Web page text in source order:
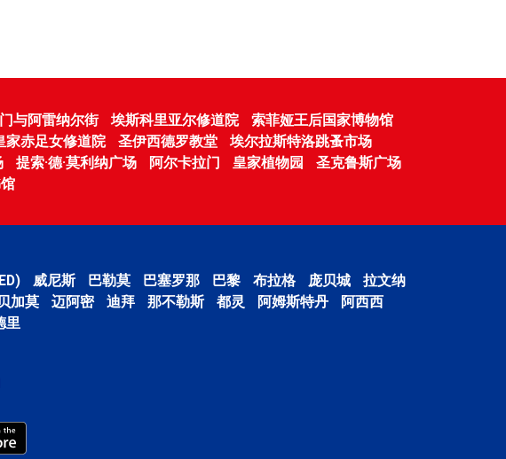
与阿雷纳尔街 埃斯科里亚尔修道院
索菲娅王后国家博物馆
家赤足女修道院 圣伊西德罗教堂
埃尔拉斯特洛跳蚤市场
提索·德·莫利纳广场 阿尔卡拉门 皇家植物园
圣克鲁斯广场
威尼斯 巴勒莫 巴塞罗那 巴黎 布拉格 庞贝城
拉文纳
加莫 迈阿密 迪拜 那不勒斯 都灵 阿姆斯特丹
阿西西
里